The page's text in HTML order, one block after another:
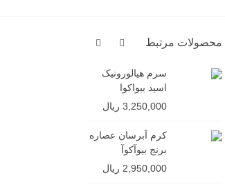
محصولات مرتبط
سرم هیالورونیک
اسید بیواکوا
3,250,000 ریال
کرم آبرسان عصاره
برنج بیوآکوآ
2,950,000 ریال